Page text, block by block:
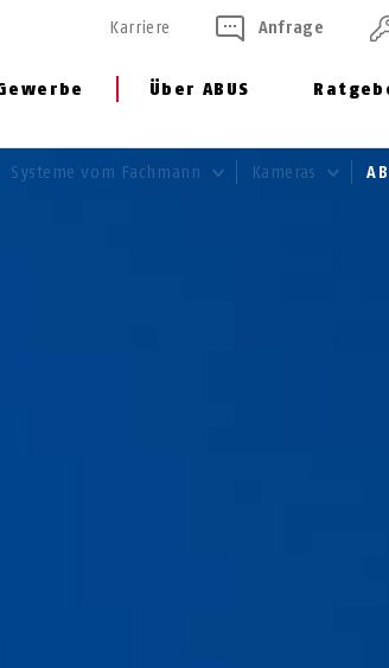
Über ABUS
Karriere Anfrage
Systeme vom Fachmann Kameras